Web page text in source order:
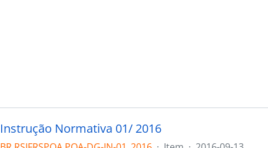
Instrução Normativa 01/ 2016